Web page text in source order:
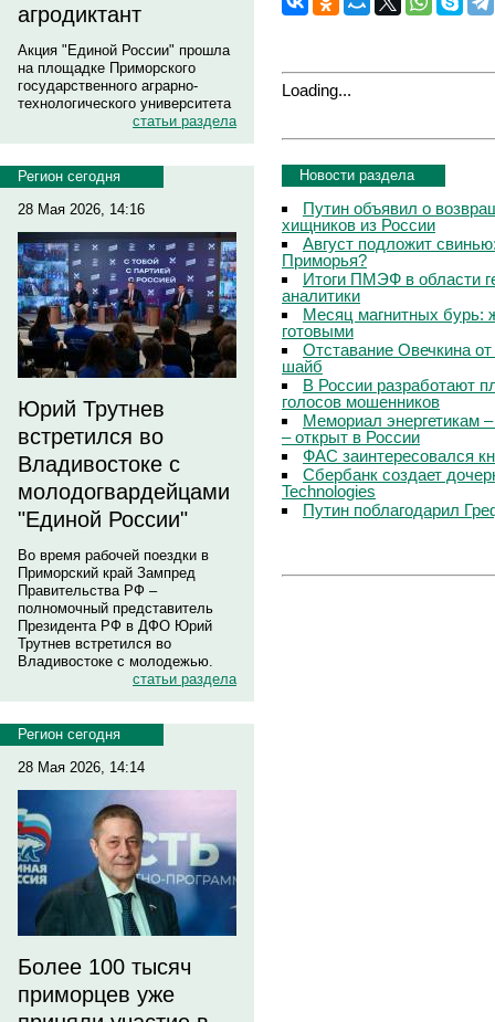
агродиктант
Акция "Единой России" прошла
на площадке Приморского
государственного аграрно-
технологического университета
статьи раздела
Регион сегодня
28 Мая 2026, 14:16
Юрий Трутнев
встретился во
Владивостоке с
молодогвардейцами
"Единой России"
Во время рабочей поездки в
Приморский край Зампред
Правительства РФ –
полномочный представитель
Президента РФ в ДФО Юрий
Трутнев встретился во
Владивостоке с молодежью.
статьи раздела
Регион сегодня
28 Мая 2026, 14:14
Более 100 тысяч
приморцев уже
Loading...
Новости раздела
Путин объявил о
хищников из России
Август подложит
Приморья?
Итоги ПМЭФ в области
аналитики
Месяц магнитных бурь:
готовыми
Отставание Овечкина
шайб
В России разработают
голосов мошенников
Мемориал энергетикам
– открыт в России
ФАС заинтересовался
Сбербанк создает
Technologies
Путин поблагодарил